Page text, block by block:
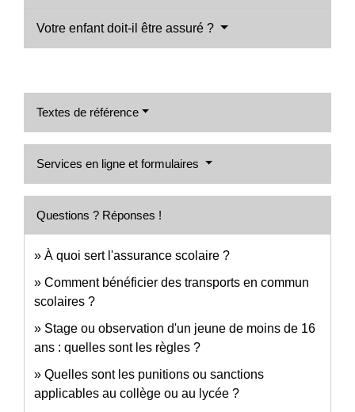
Votre enfant doit-il être assuré ?
Textes de référence
Services en ligne et formulaires
Questions ? Réponses !
À quoi sert l'assurance scolaire ?
Comment bénéficier des transports en commun
scolaires ?
Stage ou observation d'un jeune de moins de 16
ans : quelles sont les règles ?
Quelles sont les punitions ou sanctions
applicables au collège ou au lycée ?